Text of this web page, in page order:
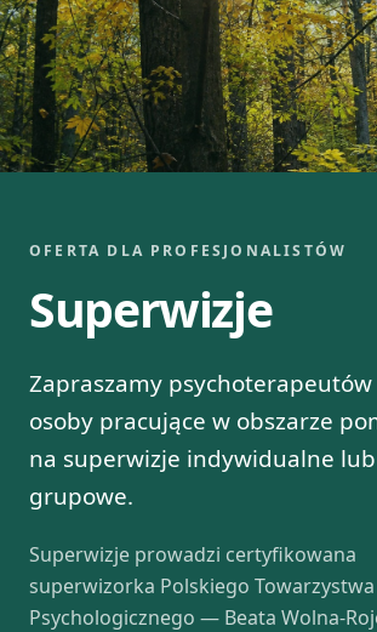
OFERTA DLA PROFESJONALISTÓW
Superwizje
Zapraszamy
osoby pracujące w obszarze
na superwizje indywidualne lub
grupowe.
Superwizje prowadzi certyfikowana
superwizorka Polskiego Towarzystwa
Psychologicznego — Beata Wolna-